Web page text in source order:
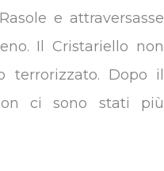
e attraversasse
Il Cristariello non
terrorizzato. Dopo il
ci sono stati più